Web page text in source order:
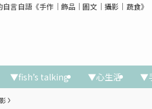
自言自語《手作│飾品│圖文│攝影│蔬食》
▼fish’s talking ▼心生活 ▼